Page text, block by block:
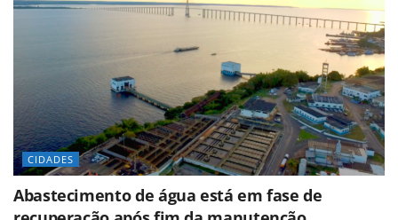
CIDADES
Abastecimento de água está em fase de